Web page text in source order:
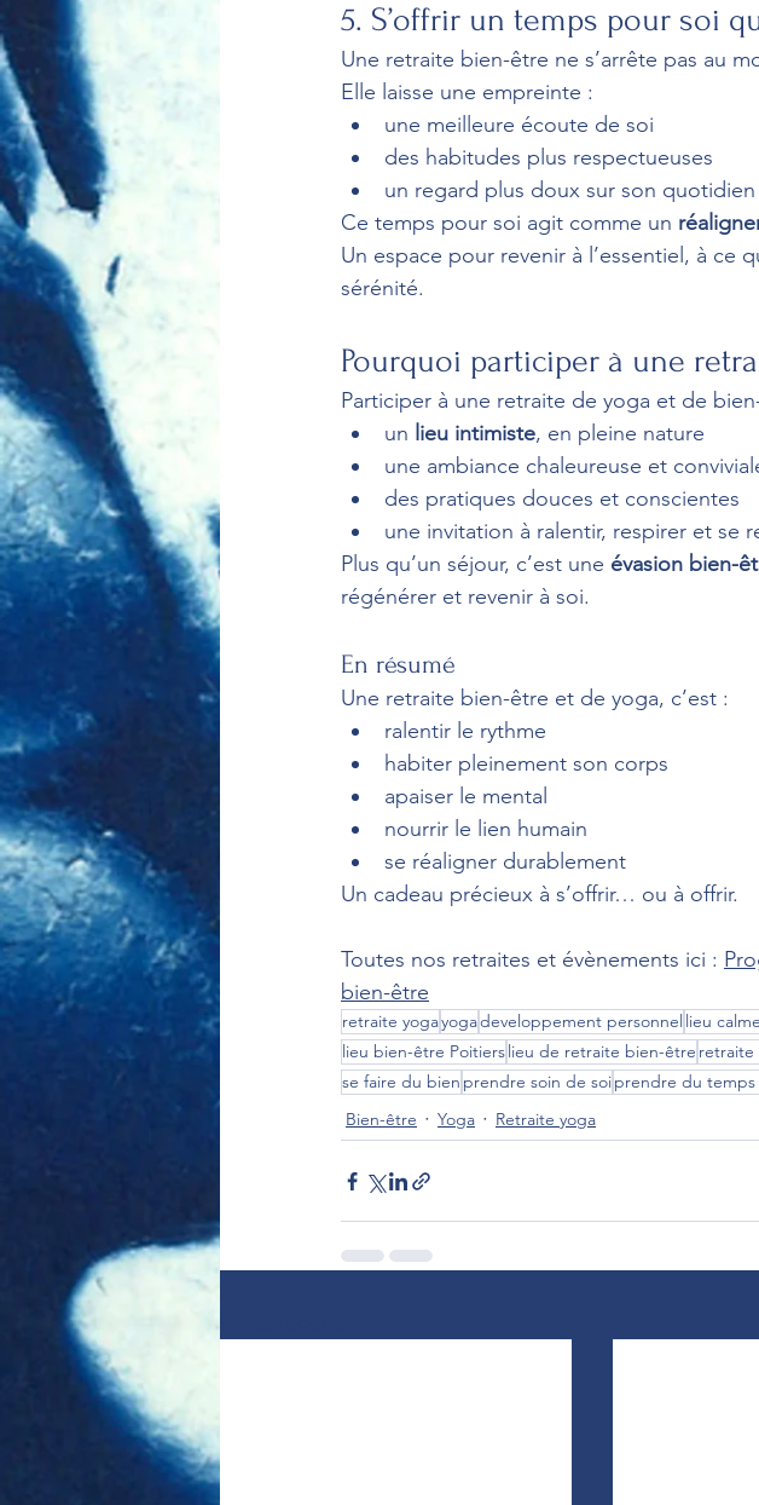
5. S’offrir un temps pour soi
Une retraite bien-être ne s’arrête pas au
Elle laisse une empreinte :
une meilleure écoute de soi
des habitudes plus respectueuses
un regard plus doux sur son quotidien
Ce temps pour soi agit comme un
Un espace pour revenir à l’essentiel, à ce
sérénité.
Pourquoi participer à une
Participer à une retraite de yoga et de
un lieu intimiste, en pleine nature
une ambiance chaleureuse et
des pratiques douces et conscientes
une invitation à ralentir, respirer et se
Plus qu’un séjour, c’est une évasion bien-
régénérer et revenir à soi.
En résumé
Une retraite bien-être et de yoga, c’est :
ralentir le rythme
habiter pleinement son corps
apaiser le mental
nourrir le lien humain
se réaligner durablement
Un cadeau précieux à s’offrir… ou à offrir.
Toutes nos retraites et évènements ici :
bien-être
retraite yogayogadeveloppement personnel lieu
lieu bien-être Poitierslieu de retraite bien-être retraite
se faire du bien prendre soin de soiprendre du temps
Bien-être
Yoga Retraite yoga